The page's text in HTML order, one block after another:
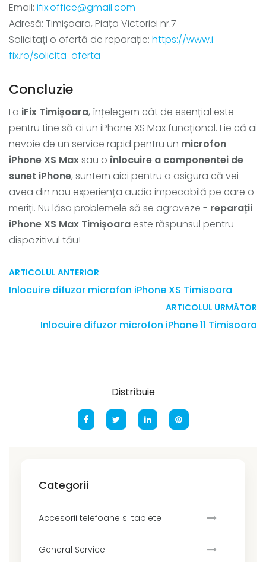
Email: ifix.office@gmail.com
Adresă: Timișoara, Piața Victoriei nr.7
Solicitați o ofertă de reparație: https://www.i-
fix.ro/solicita-oferta
Concluzie
La iFix Timișoara, înțelegem cât de esențial este
pentru tine să ai un iPhone XS Max funcțional. Fie că ai
nevoie de un service rapid pentru un microfon
iPhone XS Maxsau o înlocuire a componentei de
sunet iPhone, suntem aici pentru a asigura că vei
avea din nou experiența audio impecabilă pe care o
meriți. Nu lăsa problemele să se agraveze - reparații
iPhone XS Max Timișoara este răspunsul pentru
dispozitivul tău!
ARTICOLUL ANTERIOR
Inlocuire difuzor microfon iPhone XS Timisoara
ARTICOLUL URMĂTOR
Inlocuire difuzor microfon iPhone 11 Timisoara
Distribuie
Categorii
Accesorii telefoane si tablete
General Service